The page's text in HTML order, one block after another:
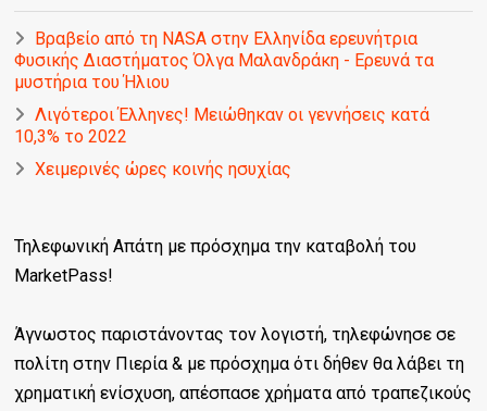
Βραβείο από τη ΝASA στην Ελληνίδα ερευνήτρια
Φυσικής Διαστήματος Όλγα Μαλανδράκη - Ερευνά τα
μυστήρια του Ήλιου
Λιγότεροι Έλληνες! Μειώθηκαν οι γεννήσεις κατά
10,3% το 2022
Χειμερινές ώρες κοινής ησυχίας
Τηλεφωνική Απάτη με πρόσχημα την καταβολή του
MarketPass!
Άγνωστος παριστάνοντας τον λογιστή, τηλεφώνησε σε
πολίτη στην Πιερία & με πρόσχημα ότι δήθεν θα λάβει τη
χρηματική ενίσχυση, απέσπασε χρήματα από τραπεζικούς